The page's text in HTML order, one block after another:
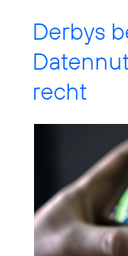
Derbys
recht